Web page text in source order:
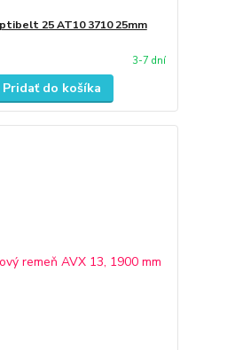
25 AT10 3710 25mm
3-7 dní
Pridať do košíka